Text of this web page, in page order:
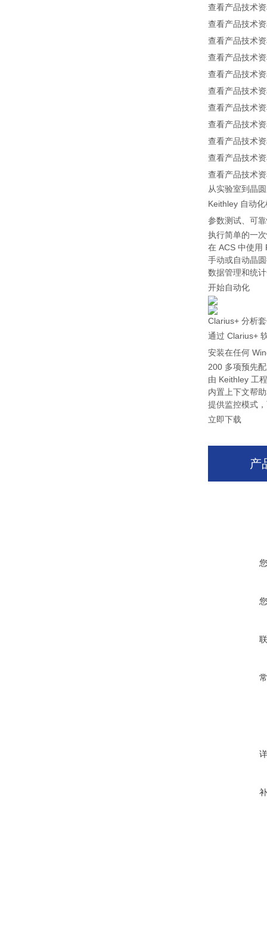
查看产品技术
查看产品技术
查看产品技术
查看产品技术
查看产品技术
查看产品技术
查看产品技术
查看产品技术
查看产品技术
查看产品技术
查看产品技术
从实验室到晶
Keithley 自动
参数测试、可
执行简单的一
在 ACS 中使用
手动或自动晶
数据管理和统
开始自动化
Clarius+ 分析
通过 Clarius+
安装在任何
200 多项预先
由 Keithley 工
内置上下文帮
提供监控模式
立即下载
产